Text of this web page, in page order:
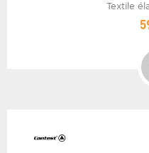
Textile